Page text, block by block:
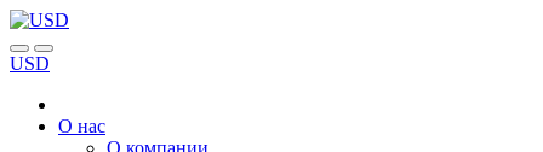
USD
О нас
О компании